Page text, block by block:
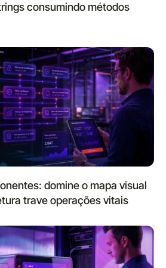
consumindo métodos
domine o mapa visual
trave operações vitais